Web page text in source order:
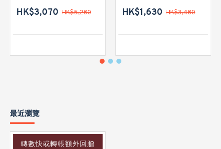
HK$3,070 HK$5,280 HK$1,630 HK$3,480
最近瀏覽
轉數快或轉帳額外回贈